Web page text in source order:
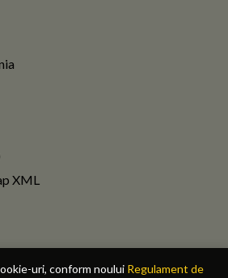
uri, conform noului Regulament de
XML